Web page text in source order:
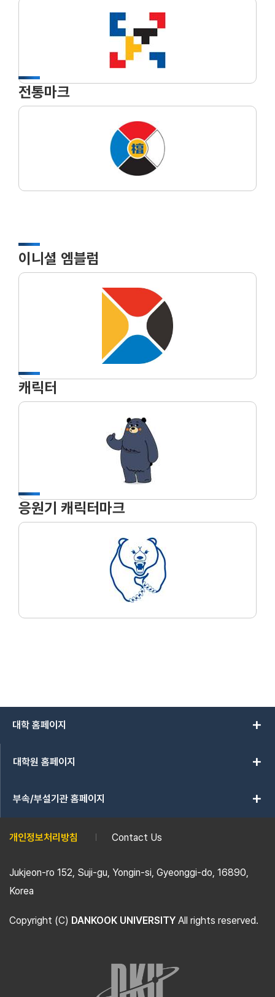
전통마크
이니셜 엠블럼
캐릭터
응원기 캐릭터마크
대학 홈페이지 add
대학원 홈페이지 add
부속/부설기관 홈페이지 add
개인정보처리방침 Contact Us
Jukjeon-ro 152, Suji-gu, Yongin-si, Gyeonggi-do, 16890,
Korea
Copyright (C) DANKOOK UNIVERSITY All rights reserved.